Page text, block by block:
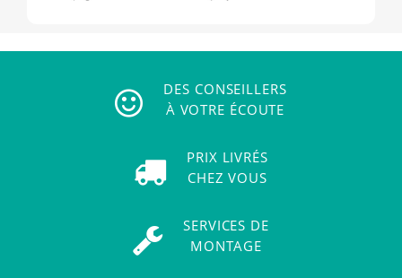
DES CONSEILLERS
À VOTRE ÉCOUTE
PRIX LIVRÉS
CHEZ VOUS
SERVICES DE
MONTAGE